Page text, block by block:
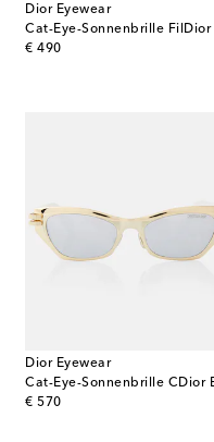
Dior Eyewear
€ 490
original price
Dior Eyewear
Cat-Eye-Sonnenbrille CDior
€ 570
original price